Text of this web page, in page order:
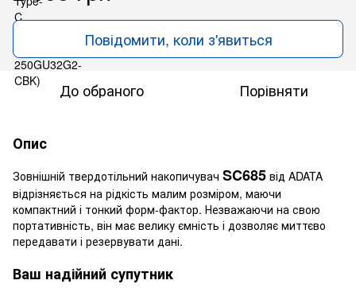
Повідомити, коли з'явиться
До обраного Порівняти
Опис
Зовнішній твердотільний накопичувач SC685 від ADATA
відрізняється на рідкість малим розміром, маючи
компактний і тонкий форм-фактор. Незважаючи на свою
портативність, він має велику ємність і дозволяє миттєво
передавати і резервувати дані.
Ваш надійний супутник